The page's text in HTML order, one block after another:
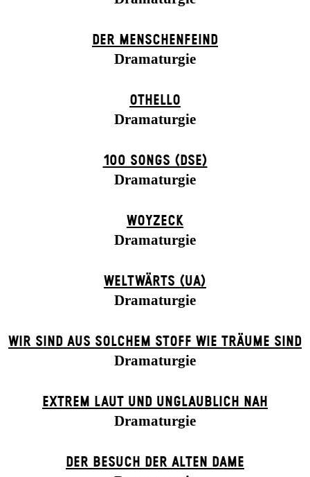
DER MENSCHENFEIND
Dramaturgie
OTHELLO
Dramaturgie
100 SONGS (DSE)
Dramaturgie
WOYZECK
Dramaturgie
WELTWÄRTS (UA)
Dramaturgie
WIR SIND AUS SOLCHEM STOFF WIE TRÄUME SIND
Dramaturgie
EXTREM LAUT UND UNGLAUBLICH NAH
Dramaturgie
DER BE­SUCH DER ALT­EN DA­ME